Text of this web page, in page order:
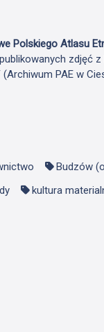
Polskiego Atlasu
zdjęć
(Archiwum PAE w
Budzów
kultura